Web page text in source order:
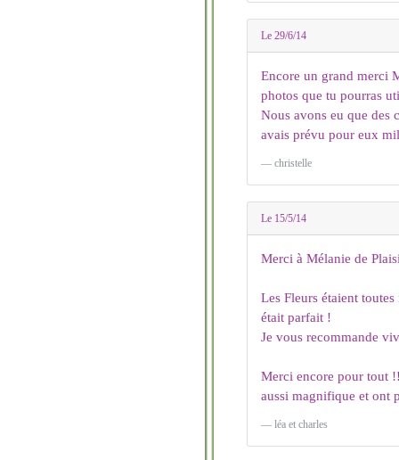
Le 29/6/14
Encore un grand merci
photos que tu pourras
Nous avons eu que des
avais prévu pour eux
christelle
Le 15/5/14
Merci à Mélanie de
Les Fleurs étaient
était parfait !
Je vous recommande
Merci encore pour tout
aussi magnifique et ont
léa et charles